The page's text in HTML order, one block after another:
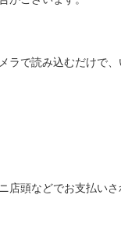
ラで読み込むだけで
頭などでお支払いさ